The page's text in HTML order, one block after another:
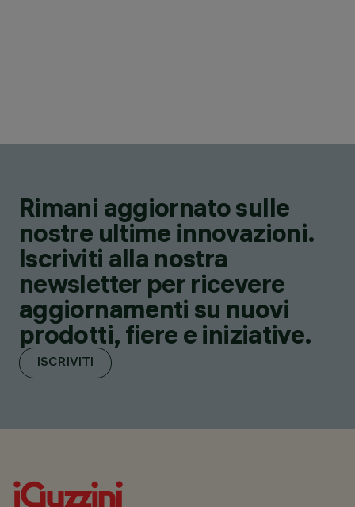
Rimani aggiornato sulle
nostre ultime innovazioni.
Iscriviti alla nostra
newsletter per ricevere
aggiornamenti su nuovi
prodotti, fiere e iniziative.
ISCRIVITI